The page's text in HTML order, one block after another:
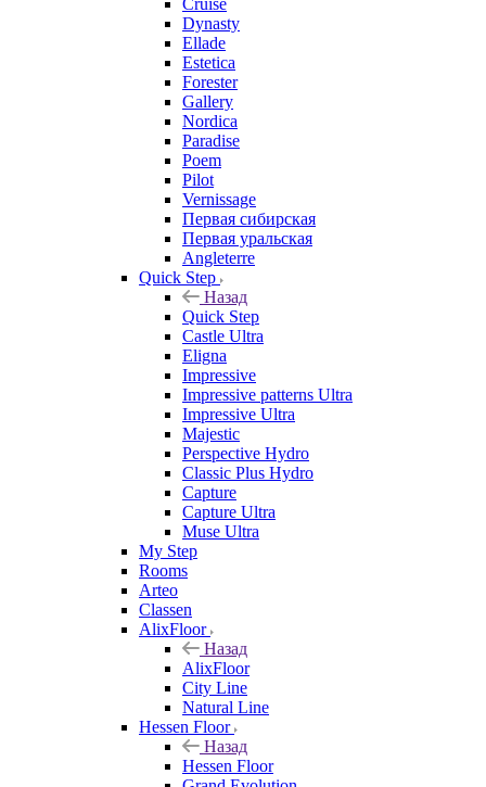
Cruise
Dynasty
Ellade
Estetica
Forester
Gallery
Nordica
Paradise
Poem
Pilot
Vernissage
Первая сибирская
Первая уральская
Angleterre
Quick Step
Назад
Quick Step
Castle Ultra
Eligna
Impressive
Impressive patterns Ultra
Impressive Ultra
Majestic
Perspective Hydro
Classic Plus Hydro
Capture
Capture Ultra
Muse Ultra
My Step
Rooms
Arteo
Classen
AlixFloor
Назад
AlixFloor
City Line
Natural Line
Hessen Floor
Назад
Hessen Floor